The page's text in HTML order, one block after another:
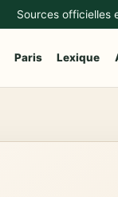
Sources officielles
Paris Lexique